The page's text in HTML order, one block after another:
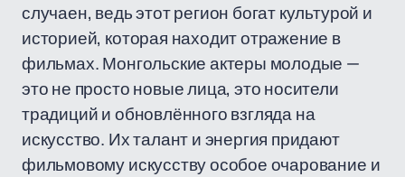
случаен, ведь этот регион богат культурой и
историей, которая находит отражение в
фильмах. Монгольские актеры молодые —
это не просто новые лица, это носители
традиций и обновлённого взгляда на
искусство. Их талант и энергия придают
фильмовому искусству особое очарование и